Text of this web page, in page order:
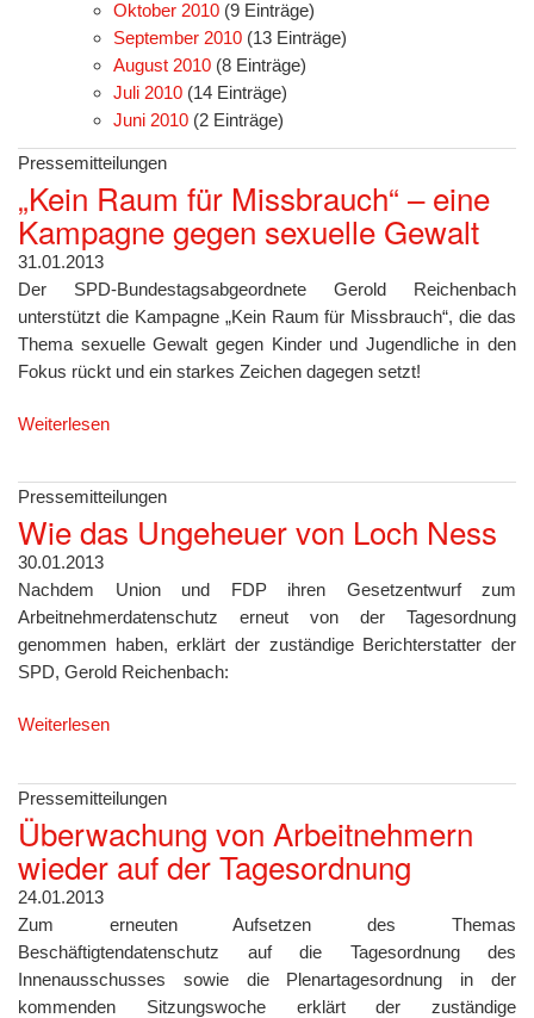
Oktober 2010 (9 Einträge)
September 2010 (13 Einträge)
August 2010 (8 Einträge)
Juli 2010 (14 Einträge)
Juni 2010 (2 Einträge)
Pressemitteilungen
„Kein Raum für Missbrauch“ – eine
Kampagne gegen sexuelle Gewalt
31.01.2013
Der SPD-Bundestagsabgeordnete Gerold Reichenbach
unterstützt die Kampagne „Kein Raum für Missbrauch“, die das
Thema sexuelle Gewalt gegen Kinder und Jugendliche in den
Fokus rückt und ein starkes Zeichen dagegen setzt!
Weiterlesen
Pressemitteilungen
Wie das Ungeheuer von Loch Ness
30.01.2013
Nachdem Union und FDP ihren Gesetzentwurf zum
Arbeitnehmerdatenschutz erneut von der Tagesordnung
genommen haben, erklärt der zuständige Berichterstatter der
SPD, Gerold Reichenbach:
Weiterlesen
Pressemitteilungen
Überwachung von Arbeitnehmern
wieder auf der Tagesordnung
24.01.2013
Zum erneuten Aufsetzen des Themas
Beschäftigtendatenschutz auf die Tagesordnung des
Innenausschusses sowie die Plenartagesordnung in der
kommenden Sitzungswoche erklärt der zuständige